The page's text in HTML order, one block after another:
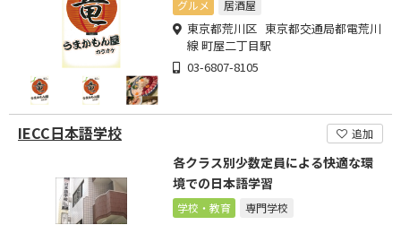
グルメ 居酒屋
東京都荒川区 東京都交通局都電荒川
線 町屋二丁目駅
03-6807-8105
IECC日本語学校 追加
各クラス別少数定員による快適な環
境での日本語学習
学校・教育 専門学校